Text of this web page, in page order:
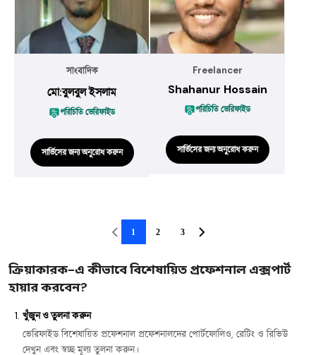
সাংবাদিক
মো:বুলবুল ইসলাম
পরিচিতি ভেরিফাইড
সার্ভিসের জন্য অনুরোধ করুন
Freelancer
Shahanur Hossain
পরিচিতি ভেরিফাইড
সার্ভিসের জন্য অনুরোধ করুন
1 2 3
ক্রিয়াকারক-এ কীভাবে বিশেষায়িত প্রফেশনাল এক্সপার্ট
হায়ার করবেন?
খুঁজুন ও তুলনা করুন
ভেরিফাইড বিশেষায়িত প্রফেশনাল প্রফেশনালদের পোর্টফোলিও, রেটিং ও রিভিউ
দেখুন এবং স্বচ্ছ মূল্য তুলনা করুন।